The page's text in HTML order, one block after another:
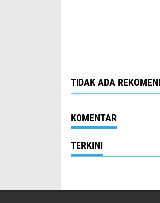
TIDAK ADA
KOMENTAR
TERKINI